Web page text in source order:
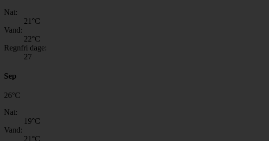
Nat:
21 °C
Vand:
22°C
Regnfri dage:
27
Sep
26°C
Nat:
19°C
Vand:
21 °C